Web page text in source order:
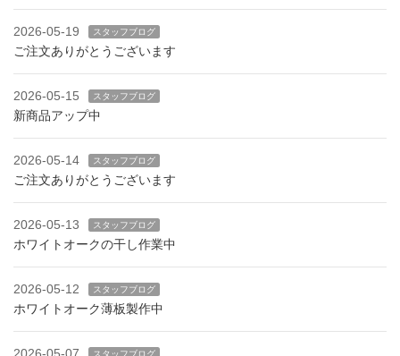
2026-05-19 スタッフブログ
ご注文ありがとうございます
2026-05-15 スタッフブログ
新商品アップ中
2026-05-14 スタッフブログ
ご注文ありがとうございます
2026-05-13 スタッフブログ
ホワイトオークの干し作業中
2026-05-12 スタッフブログ
ホワイトオーク薄板製作中
スタッフブログ